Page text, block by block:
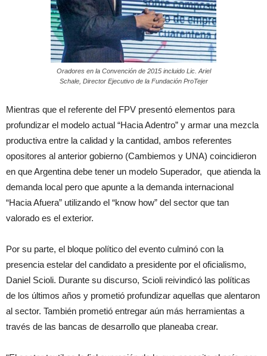
Oradores en la Convención de 2015 incluido Lic. Ariel
Schale, Director Ejecutivo de la Fundación ProTejer
Mientras que el referente del FPV presentó elementos para
profundizar el modelo actual “Hacia Adentro” y armar una mezcla
productiva entre la calidad y la cantidad, ambos referentes
opositores al anterior gobierno (Cambiemos y UNA) coincidieron
en que Argentina debe tener un modelo Superador, que atienda la
demanda local pero que apunte a la demanda internacional
“Hacia Afuera” utilizando el “know how” del sector que tan
valorado es el exterior.
Por su parte, el bloque político del evento culminó con la
presencia estelar del candidato a presidente por el oficialismo,
Daniel Scioli. Durante su discurso, Scioli reivindicó las políticas
de los últimos años y prometió profundizar aquellas que alentaron
al sector. También prometió entregar aún más herramientas a
través de las bancas de desarrollo que planeaba crear.